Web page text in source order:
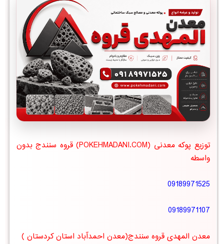
توزیع پوکه معدنی (POKEHMADANI.COM) قروه سنندج بدون
واسطه
09189971525
09189971107
معدن المهدی قروه سنندج(معدن احمدآباد استان کردستان )